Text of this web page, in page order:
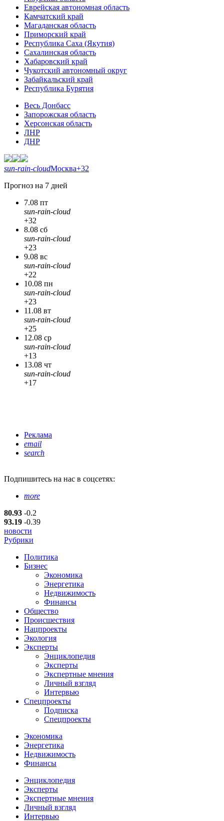
Еврейская автономная область
Камчатский край
Магаданская область
Приморский край
Республика Саха (Якутия)
Сахалинская область
Хабаровский край
Чукотский автономный округ
Забайкальский край
Республика Бурятия
Весь Донбасс
Запорожская область
Херсонская область
ЛНР
ДНР
sun-rain-cloudМосква+32
Прогноз на 7 дней
7.08 пт
sun-rain-cloud
+32
8.08 сб
sun-rain-cloud
+23
9.08 вс
sun-rain-cloud
+22
10.08 пн
sun-rain-cloud
+23
11.08 вт
sun-rain-cloud
+25
12.08 ср
sun-rain-cloud
+13
13.08 чт
sun-rain-cloud
+17
Реклама
email
search
Подпишитесь на нас в соцсетях:
more
80.93 -0.2
93.19 -0.39
новости
Рубрики
Политика
Бизнес
Экономика
Энергетика
Недвижимость
Финансы
Общество
Происшествия
Нацпроекты
Экология
Эксперты
Энциклопедия
Эксперты
Экспертные мнения
Личный взгляд
Интервью
Спецпроекты
Подписка
Спецпроекты
Экономика
Энергетика
Недвижимость
Финансы
Энциклопедия
Эксперты
Экспертные мнения
Личный взгляд
Интервью